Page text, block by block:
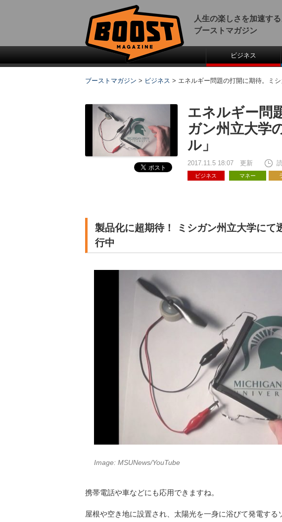
人生の楽しさを加速す
ブーストマガジン
ビジネス
ブーストマガジン > ビジネス > エネルギー問題の打開に期待。ミ
エネルギー問
ガン州立大学
ル」
2017.11.5 18:07 更新
ビジネス マネー
製品化に超期待！ ミシガン州立大学にて
行中
Image: MSUNews/YouTube
携帯電話や車などにも応用できますね。
屋根や空き地に設置され、太陽光を一身に浴びて発電する